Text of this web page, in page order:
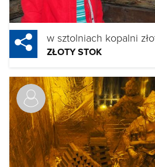
w sztolniach kopalni
ZŁOTY STOK